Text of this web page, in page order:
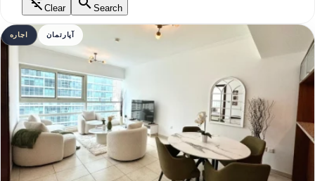
Clear Search
اجاره آپارتمان